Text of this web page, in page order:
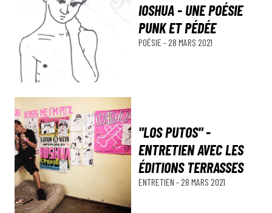
IOSHUA - UNE POÉSIE
PUNK ET PÉDÉE
POÉSIE - 28 MARS 2021
"LOS PUTOS" -
ENTRETIEN AVEC LES
ÉDITIONS TERRASSES
ENTRETIEN - 28 MARS 2021